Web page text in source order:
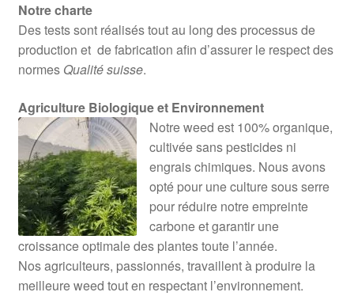
Notre charte
Des tests sont réalisés tout au long des processus de
production et de fabrication afin d’assurer le respect des
normes Qualité suisse.
Agriculture Biologique et Environnement
Notre weed est 100% organique,
cultivée sans pesticides ni
engrais chimiques. Nous avons
opté pour une culture sous serre
pour réduire notre empreinte
carbone et garantir une
croissance optimale des plantes toute l’année.
Nos agriculteurs, passionnés, travaillent à produire la
meilleure weed tout en respectant l’environnement.